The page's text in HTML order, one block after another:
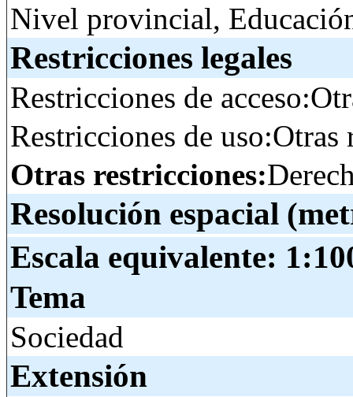
Nivel provincial,
Restricciones legales
Restricciones de
Restricciones de uso:Otras
Otras restricciones:
Resolución espacial
Escala equivalente:
Tema
Sociedad
Extensión